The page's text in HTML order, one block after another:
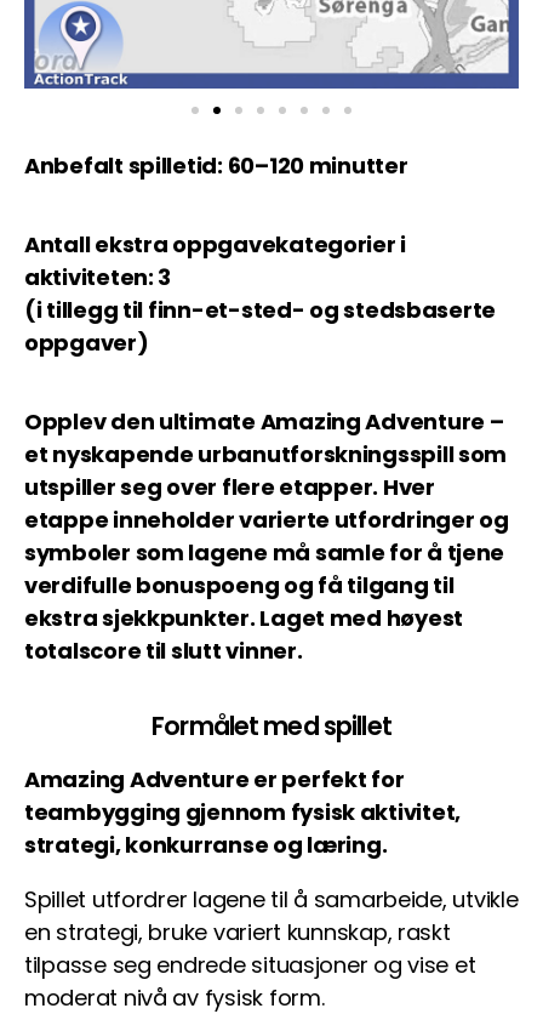
Anbefalt spilletid: 60–120 minutter
Antall ekstra oppgavekategorier i
aktiviteten: 3
(i tillegg til finn-et-sted- og stedsbaserte
oppgaver)
Opplev den ultimate Amazing Adventure –
et nyskapende urbanutforskningsspill som
utspiller seg over flere etapper. Hver
etappe inneholder varierte utfordringer og
symboler som lagene må samle for å tjene
verdifulle bonuspoeng og få tilgang til
ekstra sjekkpunkter. Laget med høyest
totalscore til slutt vinner.
Formålet med spillet
Amazing Adventure er perfekt for
teambygging gjennom fysisk aktivitet,
strategi, konkurranse og læring.
Spillet utfordrer lagene til å samarbeide, utvikle
en strategi, bruke variert kunnskap, raskt
tilpasse seg endrede situasjoner og vise et
moderat nivå av fysisk form.